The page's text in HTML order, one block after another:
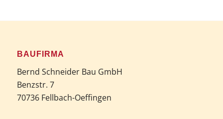
BAUFIRMA
Bernd Schneider Bau GmbH
Benzstr. 7
70736 Fellbach-Oeffingen